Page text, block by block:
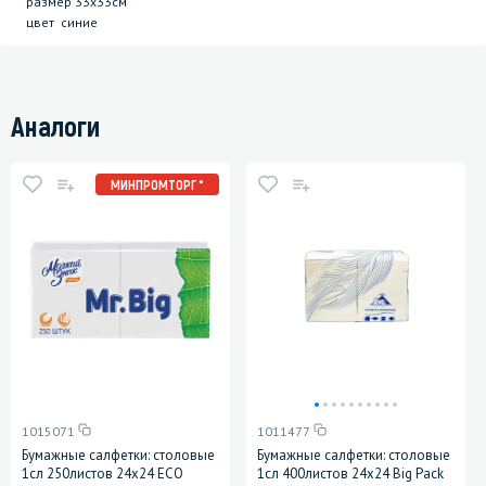
цвет синие
Аналоги
МИНПРОМТОРГ *
1015071
Бумажные салфетки: столовые
1сл 250листов 24х24 ЕСО
1011477
Бумажные салфетки: столовые
1сл 400листов 24х24 Big Pack